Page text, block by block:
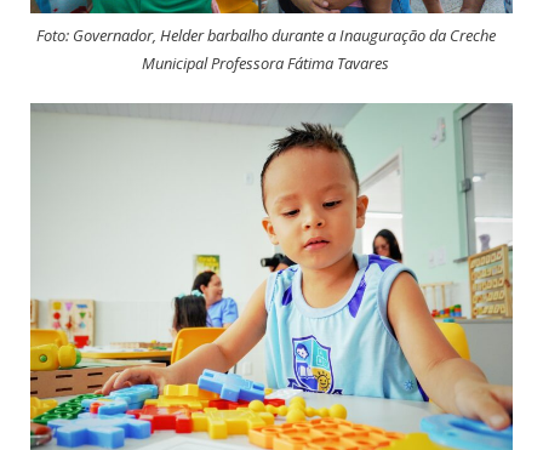
Foto: Governador, Helder barbalho durante a Inauguração da Creche
Municipal Professora Fátima Tavares